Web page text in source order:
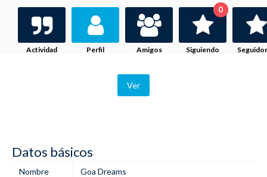
Actividad Perfil Amigos Siguiendo
0
Ver
Datos básicos
Nombre
Goa Dreams